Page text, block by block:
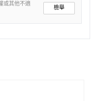
或其他不適
檢舉